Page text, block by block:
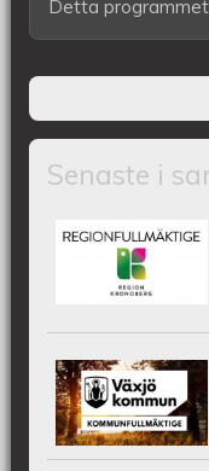
Detta
Senaste i
2025
Växjös
2025